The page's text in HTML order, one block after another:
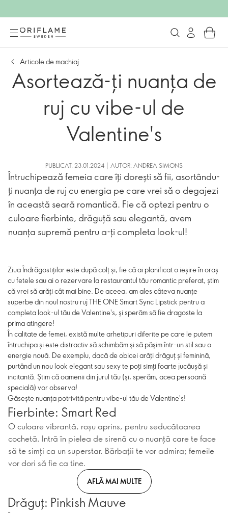
Articole de machiaj
Asortează-ți nuanța de
ruj cu vibe-ul de
Valentine's
PUBLICAT: 23.01.2024 | AUTOR: ANDREA SIMONS
Întruchipează femeia care îți dorești să fii, asortându-
ți nuanța de ruj cu energia pe care vrei să o degajezi
în această seară romantică. Fie că optezi pentru o
culoare fierbinte, drăguță sau elegantă, avem
nuanța supremă pentru a-ți completa look-ul!
Ziua Îndrăgostiților este după colț și, fie că ai planificat o ieșire în oraș
cu fetele sau ai o rezervare la restaurantul tău romantic preferat, știm
că vrei să arăți cât mai bine. De aceea, am ales câteva nuanțe
superbe din noul nostru ruj THE ONE Smart Sync Lipstick pentru a
completa look-ul tău de Valentine's, și sperăm să fie dragoste la
prima atingere!
În calitate de femei, există multe arhetipuri diferite pe care le putem
întruchipa și este distractiv să schimbăm și să pășim într-un stil sau o
energie nouă. De exemplu, dacă de obicei arăți drăguț și feminină,
purtând un nou look elegant sau sexy te poți simți foarte jucăușă și
incitantă. Știm că oamenii din jurul tău (și, sperăm, acea persoană
specială) vor observa!
Găsește nuanța potrivită pentru vibe-ul tău de Valentine's!
Fierbinte: Smart Red
O culoare vibrantă, roșu aprins, pentru seducătoarea
cochetă. Intră în pielea de sirenă cu o nuanță care te face
să te simți ca un superstar. Bărbații te vor admira; femeile
vor dori să fie ca tine.
AFLĂ MAI MULTE
Drăguț: Pinkish Mauve